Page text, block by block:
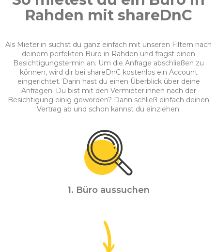
Rahden mit shareDnC
Als Mieter:in suchst du ganz einfach mit unseren Filtern nach
deinem perfekten Büro in Rahden und fragst einen
Besichtigungstermin an. Um die Anfrage abschließen zu
können, wird dir bei shareDnC kostenlos ein Account
eingerichtet. Darin hast du einen Überblick über deine
Anfragen. Du bist mit den Vermieter:innen nach der
Besichtigung einig geworden? Dann schließ einfach deinen
Vertrag ab und schon kannst du einziehen.
1. Büro aussuchen